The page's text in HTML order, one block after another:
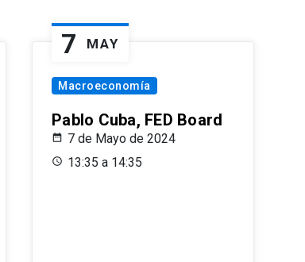
7 MAY
Macroeconomía
Pablo Cuba, FED Board
7 de Mayo de 2024
13:35 a 14:35